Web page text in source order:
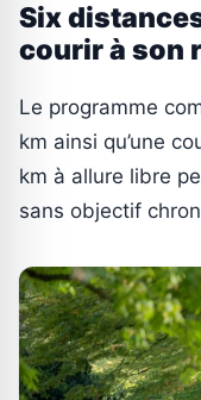
Six
courir à son
Le programme
km ainsi qu’une
km à allure libre
sans objectif